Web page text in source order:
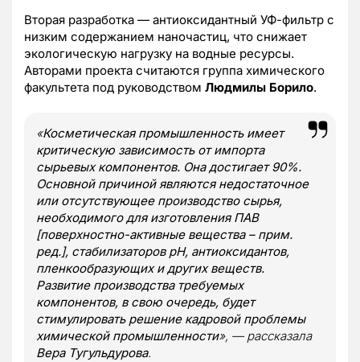
Вторая разработка — антиоксидантный УФ-фильтр с
низким содержанием наночастиц, что снижает
экологическую нагрузку на водные ресурсы.
Авторами проекта считаются группа химического
факультета под руководством Людмилы Борило.
«Косметическая промышленность имеет
критическую зависимость от импорта
сырьевых компонентов. Она достигает 90%.
Основной причиной являются недостаточное
или отсутствующее производство сырья,
необходимого для изготовления ПАВ
[поверхностно-активные вещества – прим.
ред.], стабилизаторов pН, антиоксидантов,
пленкообразующих и других веществ.
Развитие производства требуемых
компонентов, в свою очередь, будет
стимулировать решение кадровой проблемы
химической промышленности», — рассказала
Вера Тугульдурова.